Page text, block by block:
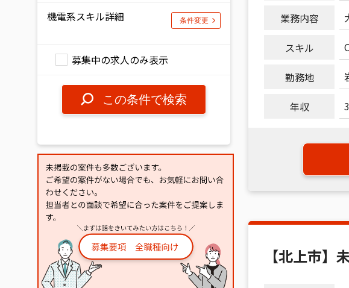
機電系スキル詳細 条件変更
募集中の求人のみ表示
この条件で検索
業務内容
スキル
勤務地
年収
【北上市